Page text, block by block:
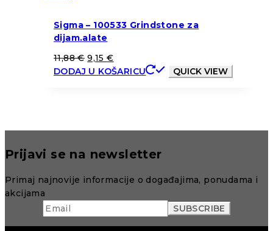
Sigma – 100533 Grindstone za
dijam.alate
11,88€ 9,15€
DODAJ U KOŠARICU
QUICK VIEW
Prijavi se na newsletter
Primaj najnovije informacije o događajima, ponudama i
akcijama